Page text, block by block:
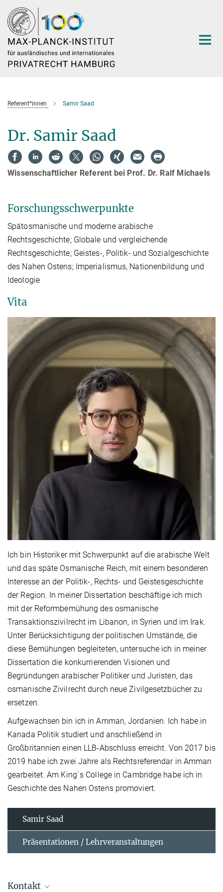
Hauptinhalt
Referent*innen Samir Saad
Dr. Samir Saad
Wissenschaftlicher Referent bei Prof. Dr. Ralf Michaels
Forschungsschwerpunkte
Spätosmanische und moderne arabische
Rechtsgeschichte; Globale und vergleichende
Rechtsgeschichte; Geistes-, Politik- und Sozialgeschichte
des Nahen Ostens; Imperialismus, Nationenbildung und
Ideologie
Vita
Ich bin Historiker mit Schwerpunkt auf die arabische Welt
und das späte Osmanische Reich, mit einem besonderen
Interesse an der Politik-, Rechts- und Geistesgeschichte
der Region. In meiner Dissertation beschäftige ich mich
mit der Reformbemühung des osmanische
Transaktionszivilrecht im Libanon, in Syrien und im Irak.
Unter Berücksichtigung der politischen Umstände, die
diese Bemühungen begleiteten, untersuche ich in meiner
Dissertation die konkurrierenden Visionen und
Begründungen arabischer Politiker und Juristen, das
osmanische Zivilrecht durch neue Zivilgesetzbücher zu
ersetzen.
Aufgewachsen bin ich in Amman, Jordanien. Ich habe in
Kanada Politik studiert und anschließend in
Großbritannien einen LLB-Abschluss erreicht. Von 2017 bis
2019 habe ich zwei Jahre als Rechtsreferendar in Amman
gearbeitet. Am King´s College in Cambridge habe ich in
Geschichte des Nahen Ostens promoviert.
Samir Saad
Präsentationen / Lehrveranstaltungen
Kontakt